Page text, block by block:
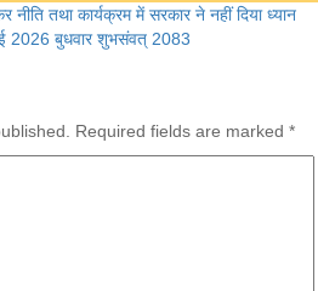
तथा कार्यक्रम में सरकार ने नहीं दिया ध्यान
2026 बुधवार शुभसंवत् 2083
Required fields are marked*